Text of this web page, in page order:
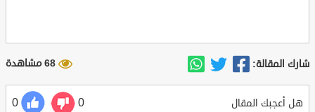
شارك المقالة: 68 مشاهدة
هل أعجبك المقال 0
0